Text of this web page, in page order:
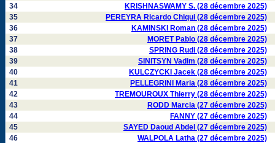
34
KRISHNASWAMY S. (28 décembre 2025)
35
PEREYRA Ricardo Chiqui (28 décembre 2025)
36
KAMINSKI Roman (28 décembre 2025)
37
MORET Pablo (28 décembre 2025)
38
SPRING Rudi (28 décembre 2025)
39
SINITSYN Vadim (28 décembre 2025)
40
KULCZYCKI Jacek (28 décembre 2025)
41
PELLEGRINI Maria (28 décembre 2025)
42
TREMOUROUX Thierry (28 décembre 2025)
43
RODD Marcia (27 décembre 2025)
44
FANNY (27 décembre 2025)
45
SAYED Daoud Abdel (27 décembre 2025)
46
WALPOLA Latha (27 décembre 2025)